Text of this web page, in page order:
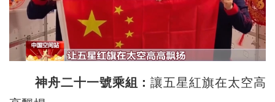
神舟二十一號乘組：讓五星紅旗在太空高